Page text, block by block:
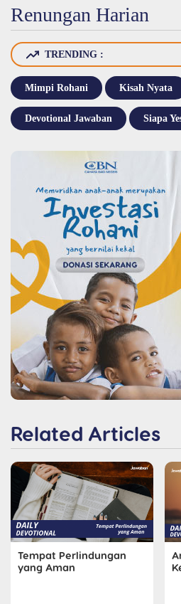
Renungan Harian
TRENDING :
Mimpi Rohani Kisah Nyata
Devotional Jawaban Siapa
Related Articles
Tempat Perlindungan
yang Aman